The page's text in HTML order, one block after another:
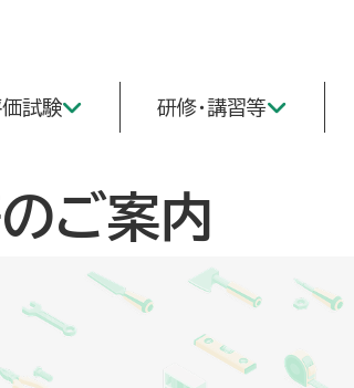
価試験 研修・講習等
ご案内